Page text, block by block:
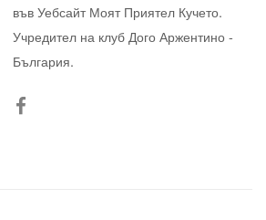
във Уебсайт Моят Приятел Кучето.
Учредител на клуб Дого Аржентино -
България.